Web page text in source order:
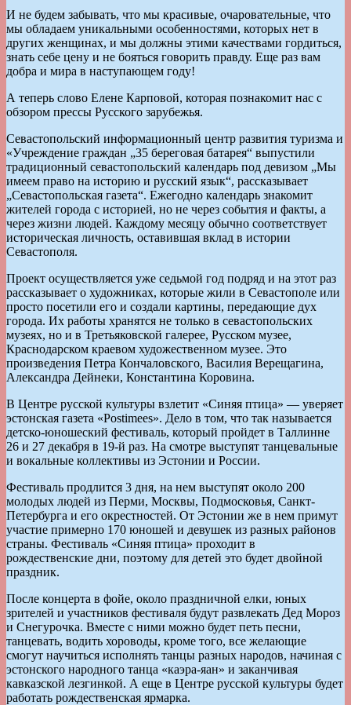
И не будем забывать, что мы красивые, очаровательные, что
мы обладаем уникальными особенностями, которых нет в
других женщинах, и мы должны этими качествами гордиться,
знать себе цену и не бояться говорить правду. Еще раз вам
добра и мира в наступающем году!
А теперь слово Елене Карповой, которая познакомит нас с
обзором прессы Русского зарубежья.
Севастопольский информационный центр развития туризма и
«Учреждение граждан „35 береговая батарея“ выпустили
традиционный севастопольский календарь под девизом „Мы
имеем право на историю и русский язык“, рассказывает
„Севастопольская газета“. Ежегодно календарь знакомит
жителей города с историей, но не через события и факты, а
через жизни людей. Каждому месяцу обычно соответствует
историческая личность, оставившая вклад в истории
Севастополя.
Проект осуществляется уже седьмой год подряд и на этот раз
рассказывает о художниках, которые жили в Севастополе или
просто посетили его и создали картины, передающие дух
города. Их работы хранятся не только в севастопольских
музеях, но и в Третьяковской галерее, Русском музее,
Краснодарском краевом художественном музее. Это
произведения Петра Кончаловского, Василия Верещагина,
Александра Дейнеки, Константина Коровина.
В Центре русской культуры взлетит «Синяя птица» — уверяет
эстонская газета «Postimees». Дело в том, что так называется
детско-юношеский фестиваль, который пройдет в Таллинне
26 и 27 декабря в 19-й раз. На смотре выступят танцевальные
и вокальные коллективы из Эстонии и России.
Фестиваль продлится 3 дня, на нем выступят около 200
молодых людей из Перми, Москвы, Подмосковья, Санкт-
Петербурга и его окрестностей. От Эстонии же в нем примут
участие примерно 170 юношей и девушек из разных районов
страны. Фестиваль «Синяя птица» проходит в
рождественские дни, поэтому для детей это будет двойной
праздник.
После концерта в фойе, около праздничной елки, юных
зрителей и участников фестиваля будут развлекать Дед Мороз
и Снегурочка. Вместе с ними можно будет петь песни,
танцевать, водить хороводы, кроме того, все желающие
смогут научиться исполнять танцы разных народов, начиная с
эстонского народного танца «каэра-яан» и заканчивая
кавказской лезгинкой. А еще в Центре русской культуры будет
работать рождественская ярмарка.